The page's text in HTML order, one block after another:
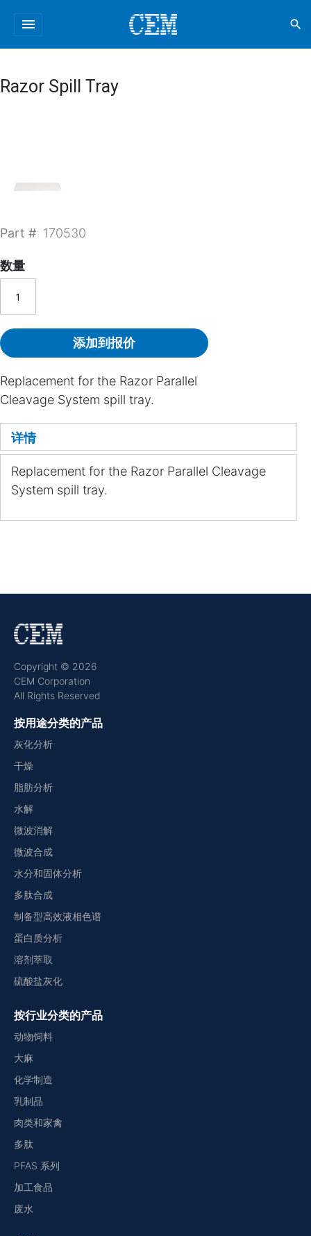
menu search
Razor Spill Tray
Part # 170530
数量
添加到报价
Replacement for the Razor Parallel
Cleavage System spill tray.
详情
Replacement for the Razor Parallel Cleavage
System spill tray.
Copyright © 2026
CEM Corporation
All Rights Reserved
按用途分类的产品
灰化分析
干燥
脂肪分析
水解
微波消解
微波合成
水分和固体分析
多肽合成
制备型高效液相色谱
蛋白质分析
溶剂萃取
硫酸盐灰化
按行业分类的产品
动物饲料
大麻
化学制造
乳制品
肉类和家禽
多肽
PFAS 系列
加工食品
废水